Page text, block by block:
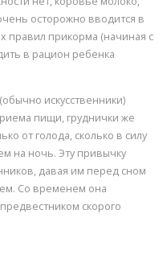
осторожно вводится в
правил прикорма (начиная с
в рацион ребенка
искусственники)
пищи, груднички же
от голода, сколько в силу
на ночь. Эту привычку
давая им перед сном
Со временем она
скорого